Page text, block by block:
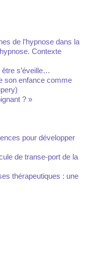
de l’hypnose dans la
Contexte
être s’éveille…
son enfance comme
? »
pour développer
de transe-port de la
thérapeutiques : une